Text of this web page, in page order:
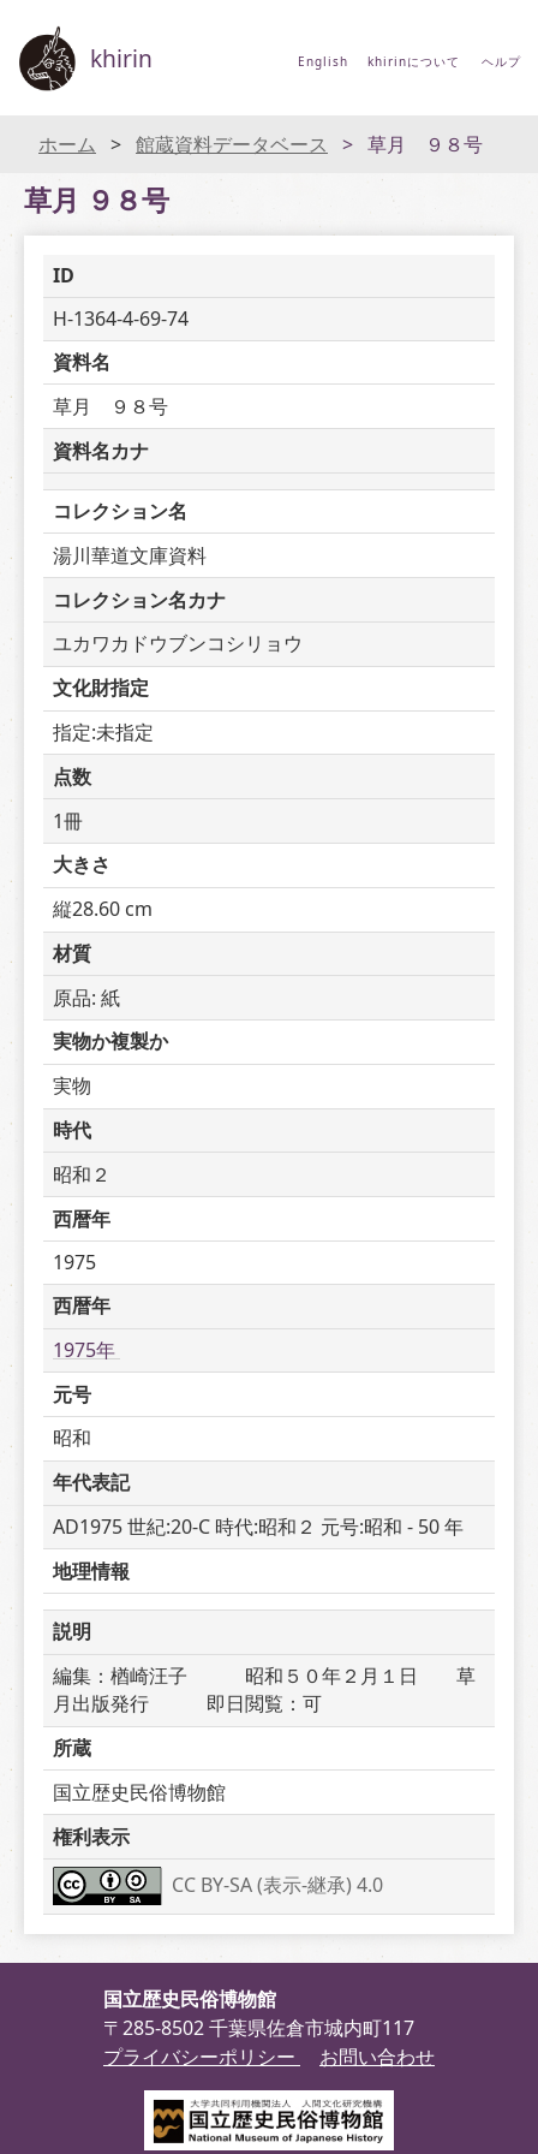
khirin English khirinについて ヘルプ
ホーム 館蔵資料データベース 草月 ９８号
草月 ９８号
ID
H-1364-4-69-74
資料名
草月　９８号
資料名カナ
コレクション名
湯川華道文庫資料
コレクション名カナ
ユカワカドウブンコシリョウ
文化財指定
指定:未指定
点数
1冊
大きさ
縦28.60 cm
材質
原品: 紙
実物か複製か
実物
時代
昭和２
西暦年
1975
西暦年
1975年
元号
昭和
年代表記
AD1975 世紀:20-C 時代:昭和２ 元号:昭和 - 50 年
地理情報
説明
編集：楢崎汪子　　　昭和５０年２月１日　　草
月出版発行　　　即日閲覧：可
所蔵
国立歴史民俗博物館
権利表示
CC BY-SA (表示-継承) 4.0
国立歴史民俗博物館
〒285-8502 千葉県佐倉市城内町117
プライバシーポリシー
お問い合わせ